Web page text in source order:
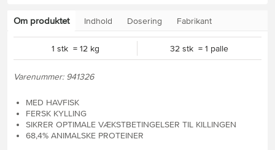
Om produktet Indhold Dosering Fabrikant
1 stk = 12 kg 32 stk = 1 palle
Varenummer: 941326
MED HAVFISK
FERSK KYLLING
SIKRER OPTIMALE VÆKSTBETINGELSER TIL KILLINGEN
68,4% ANIMALSKE PROTEINER